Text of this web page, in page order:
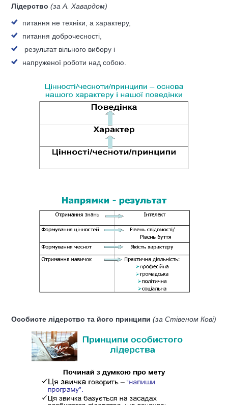
Лідерство (за А. Хавардом)
питання не техніки, а характеру,
питання доброчесності,
результат вільного вибору і
напруженої роботи над собою.
Особисте лідерство та його принципи (за Стівеном Кові)